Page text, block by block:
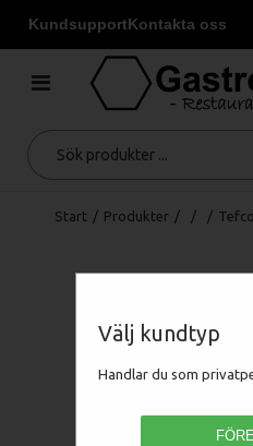
KundsupportKontakta oss
Välj kundtyp
Handlar du som
Start / Produkter / / /